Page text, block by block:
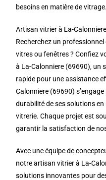
besoins en matière de vitrage.
Artisan vitrier à La-
Recherchez un
vitres ou fenêtres ? Confiez
à La-Calonniere (69690), un
rapide pour une assistance
Calonniere (69690)
durabilité de ses solutions
vitrerie. Chaque projet est
garantir la satisfaction de
Avec une équipe de
notre artisan vitrier à La-
solutions innovantes pour